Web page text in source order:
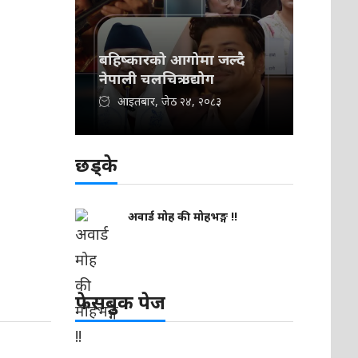
बहिष्कारको आगोमा जल्दै
नेपाली चलचित्र उद्योग
आइतबार, जेठ २४, २०८३
छड्के
अवार्ड मोह की मोहभङ्ग !!
फेसबुक पेज